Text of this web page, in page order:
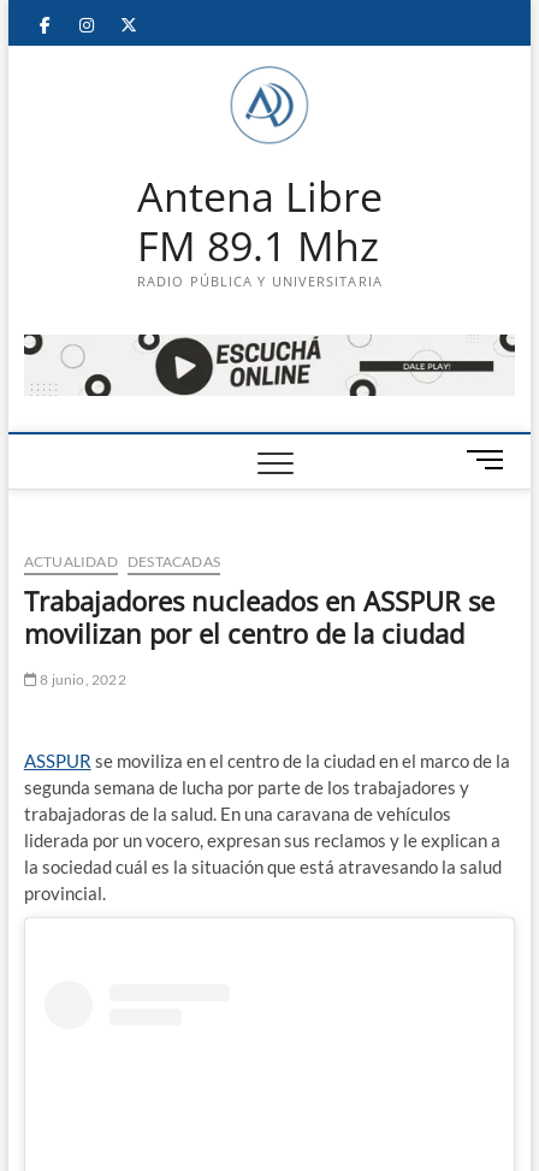
Saltar
FacebookInstagram
Antena Libre
FM 89.1 Mhz
RADIO PÚBLICA Y UNIVERSITARIA
B
o
d
e
ACTUALIDAD DESTACADAS
Trabajadores nucleados en ASSPUR se
movilizan por el centro de la ciudad
8 junio, 2022
ASSPUR se moviliza en el centro de la ciudad en el marco de la
segunda semana de lucha por parte de los trabajadores y
trabajadoras de la salud. En una caravana de vehículos
liderada por un vocero, expresan sus reclamos y le explican a
la sociedad cuál es la situación que está atravesando la salud
provincial.